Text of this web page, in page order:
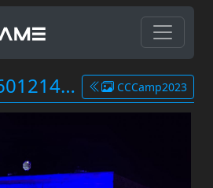
IMG20230816012149.jpg CCCamp2023